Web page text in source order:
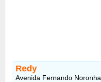
Redy
Avenida Fernando